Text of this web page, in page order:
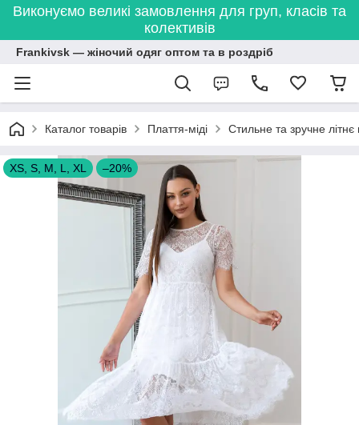
Виконуємо великі замовлення для груп, класів та
колективів
Frankivsk — жіночий одяг оптом та в роздріб
Каталог товарів Плаття-міді Стильне та зручне
XS, S, M, L, XL –20%